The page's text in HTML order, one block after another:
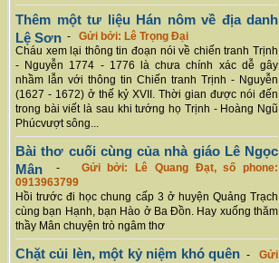
Thêm một tư liệu Hán nôm về địa danh
Lệ Sơn - Gửi bởi: Lê Trọng Đại
Cháu xem lại thông tin đoạn nói về chiến tranh Trịnh
- Nguyễn 1774 - 1776 là chưa chính xác dễ gây
nhầm lẫn với thông tin Chiến tranh Trịnh - Nguyễn
(1627 - 1672) ở thế kỷ XVII. Thời gian được nói đến
trong bài viết là sau khi tướng họ Trịnh - Hoàng Ngũ
Phúcvượt sông...
Bài thơ cuối cùng của nhà giáo Lê Ngọc
Mân - Gửi bởi: Lê Quang Đạt, số phone:
0913963799
Hồi trước đi học chung cấp 3 ở huyện Quảng Trạch
cùng bạn Hạnh, bạn Hào ở Ba Đồn. Hay xuống thăm
thầy Mân chuyện trò ngâm thơ
Chặt củi lèn, một kỷ niệm khó quên-Gửi